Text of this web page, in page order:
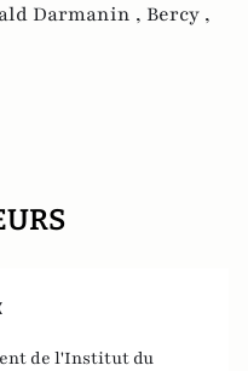
Darmanin , Bercy ,
de l'Institut du